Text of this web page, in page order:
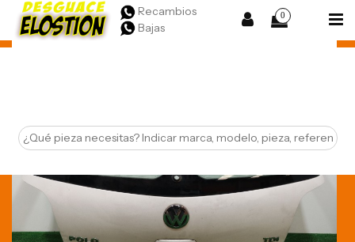
Recambios
Bajas
0